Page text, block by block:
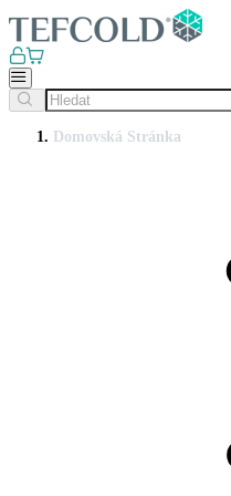
Domovská Stránka